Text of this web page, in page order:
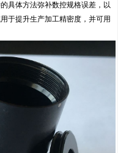
具体方法弥补数控规格误差，以
于提升生产加工精密度，并可用